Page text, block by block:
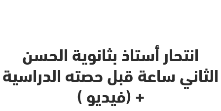
انتحار أستاذ بثانوية الحسن
الثاني ساعة قبل حصته الدراسية
+ (فيديو )